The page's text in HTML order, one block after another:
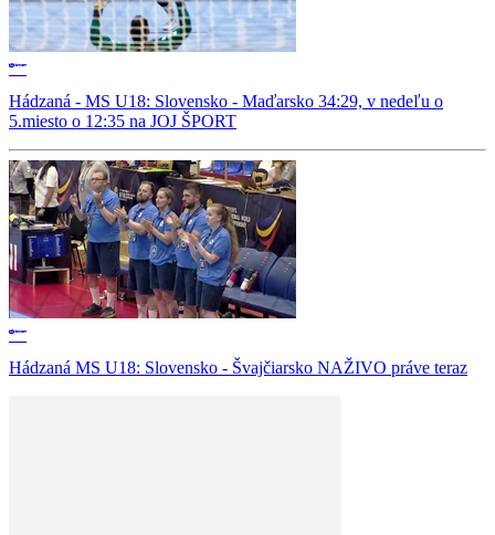
Hádzaná - MS U18: Slovensko - Maďarsko 34:29, v nedeľu o
5.miesto o 12:35 na JOJ ŠPORT
Hádzaná MS U18: Slovensko - Švajčiarsko NAŽIVO práve teraz